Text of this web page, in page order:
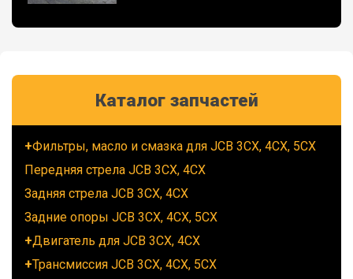
Каталог запчастей
Фильтры, масло и смазка для JCB 3CX, 4CX, 5CX
Передняя стрела JCB 3CX, 4CX
Задняя стрела JCB 3CX, 4CX
Задние опоры JCB 3CX, 4CX, 5CX
Двигатель для JCB 3CX, 4CX
Трансмиссия JCB 3CX, 4CX, 5CX